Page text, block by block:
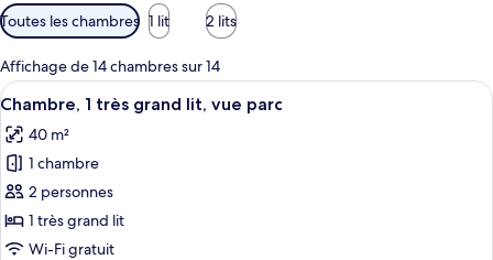
Filtres
disponibles
pour
les
chambres
Toutes les chambres 1 lit 2 lits
Affichage de 14 chambres sur 14
Afficher
toutes
les
photos
pour
ce
type
Une chambre d’hôtel avec un grand
4
Chambre, 1 très grand lit, vue parc
40 m²
1 chambre
2 personnes
1 très grand lit
Wi-Fi gratuit